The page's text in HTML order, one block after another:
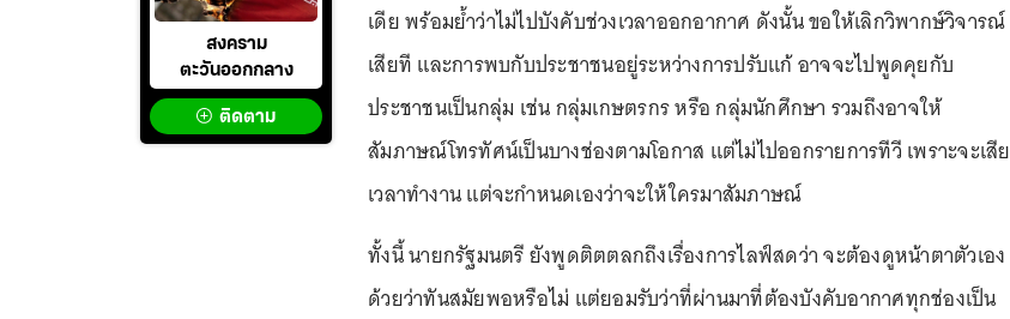
สงคราม
ตะวันออกกลาง
ติดตาม
เดีย พร้อมย้ำว่าไม่ไปบังคับช่วงเวลาออกอากาศ ดังนั้น ขอให้เลิกวิพากษ์วิจารณ์
เสียที และการพบกับประชาชนอยู่ระหว่างการปรับแก้ อาจจะไปพูดคุยกับ
ประชาชนเป็นกลุ่ม เช่น กลุ่มเกษตรกร หรือ กลุ่มนักศึกษา รวมถึงอาจให้
สัมภาษณ์โทรทัศน์เป็นบางช่องตามโอกาส แต่ไม่ไปออกรายการทีวี เพราะจะเสีย
เวลาทำงาน แต่จะกำหนดเองว่าจะให้ใครมาสัมภาษณ์
ทั้งนี้ นายกรัฐมนตรี ยังพูดติตตลกถึงเรื่องการไลฟ์สดว่า จะต้องดูหน้าตาตัวเอง
ด้วยว่าทันสมัยพอหรือไม่ แต่ยอมรับว่าที่ผ่านมาที่ต้องบังคับอากาศทุกช่องเป็น